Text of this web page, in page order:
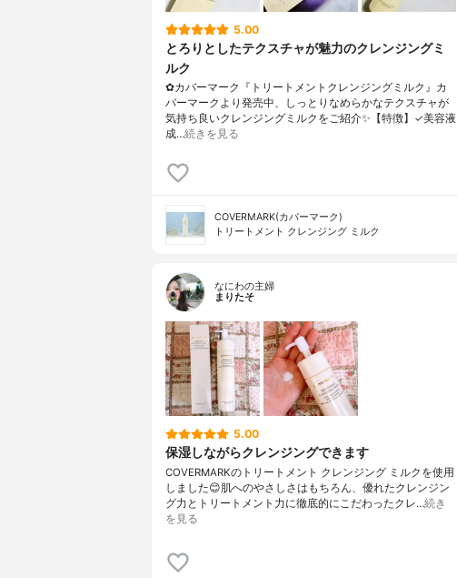
5.00
とろりとしたテクスチャが魅力のクレンジングミ
ルク
✿カバーマーク『トリートメントクレンジングミルク』カ
バーマークより発売中、しっとりなめらかなテクスチャが
気持ち良いクレンジングミルクをご紹介✨【特徴】✓美容液
成…続きを見る
COVERMARK(カバーマーク)
トリートメント クレンジング ミルク
なにわの主婦
まりたそ
5.00
保湿しながらクレンジングできます
COVERMARKのトリートメント クレンジング ミルクを使用
しました😊肌へのやさしさはもちろん、優れたクレンジン
グ力とトリートメント力に徹底的にこだわったクレ…続き
を見る